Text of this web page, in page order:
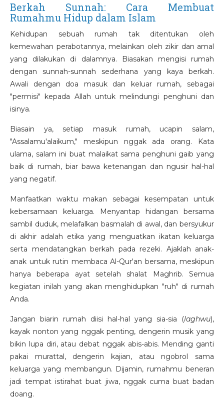
Berkah Sunnah: Cara Membuat
Rumahmu Hidup dalam Islam
Kehidupan sebuah rumah tak ditentukan oleh
kemewahan perabotannya, melainkan oleh zikir dan amal
yang dilakukan di dalamnya. Biasakan mengisi rumah
dengan sunnah-sunnah sederhana yang kaya berkah.
Awali dengan doa masuk dan keluar rumah, sebagai
"permisi" kepada Allah untuk melindungi penghuni dan
isinya.
Biasain ya, setiap masuk rumah, ucapin salam,
"Assalamu'alaikum," meskipun nggak ada orang. Kata
ulama, salam ini buat malaikat sama penghuni gaib yang
baik di rumah, biar bawa ketenangan dan ngusir hal-hal
yang negatif.
Manfaatkan waktu makan sebagai kesempatan untuk
kebersamaan keluarga. Menyantap hidangan bersama
sambil duduk, melafalkan basmalah di awal, dan bersyukur
di akhir adalah etika yang menguatkan ikatan keluarga
serta mendatangkan berkah pada rezeki. Ajaklah anak-
anak untuk rutin membaca Al-Qur'an bersama, meskipun
hanya beberapa ayat setelah shalat Maghrib. Semua
kegiatan inilah yang akan menghidupkan "ruh" di rumah
Anda.
Jangan biarin rumah diisi hal-hal yang sia-sia (laghwu),
kayak nonton yang nggak penting, dengerin musik yang
bikin lupa diri, atau debat nggak abis-abis. Mending ganti
pakai murattal, dengerin kajian, atau ngobrol sama
keluarga yang membangun. Dijamin, rumahmu beneran
jadi tempat istirahat buat jiwa, nggak cuma buat badan
doang.